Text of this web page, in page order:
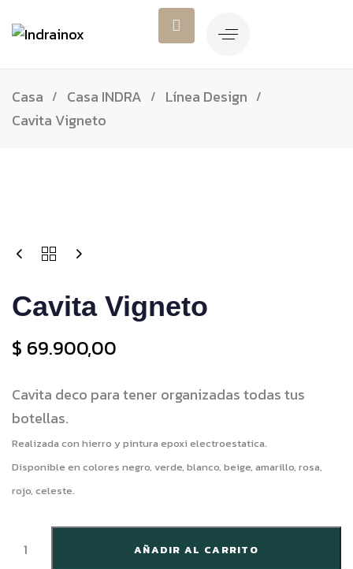
Casa Casa INDRA
Línea Design
Cavita Vigneto
Cavita Vigneto
$ 69.900,00
Cavita deco para tener organizadas todas tus
botellas.
Realizada con hierro y pintura epoxi electroestatica.
Disponible en colores negro, verde, blanco, beige, amarillo, rosa,
rojo, celeste.
AÑADIR AL CARRITO